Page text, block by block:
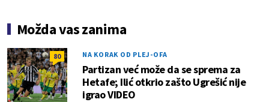
Možda vas zanima
80 NA KORAK OD PLEJ-OFA
Partizan već može da se sprema za
Hetafe; Ilić otkrio zašto Ugrešić nije
igrao VIDEO